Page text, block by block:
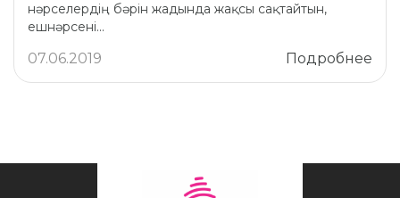
нәрселердің бәрін жадында жақсы сақтайтын,
ешнәрсені...
Подробнее
07.06.2019